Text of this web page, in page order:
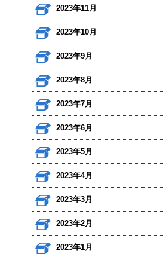
2023年11月
2023年10月
2023年9月
2023年8月
2023年7月
2023年6月
2023年5月
2023年4月
2023年3月
2023年2月
2023年1月